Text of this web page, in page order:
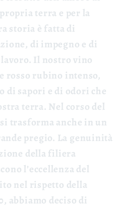
terra e per la
storia è fatta di
di impegno e di
Il nostro vino
rosso rubino intenso,
di sapori e di odori che
terra. Nel corso del
trasforma anche in un
pregio. La genuinità
della filiera
l’eccellenza del
nel rispetto della
abbiamo deciso di